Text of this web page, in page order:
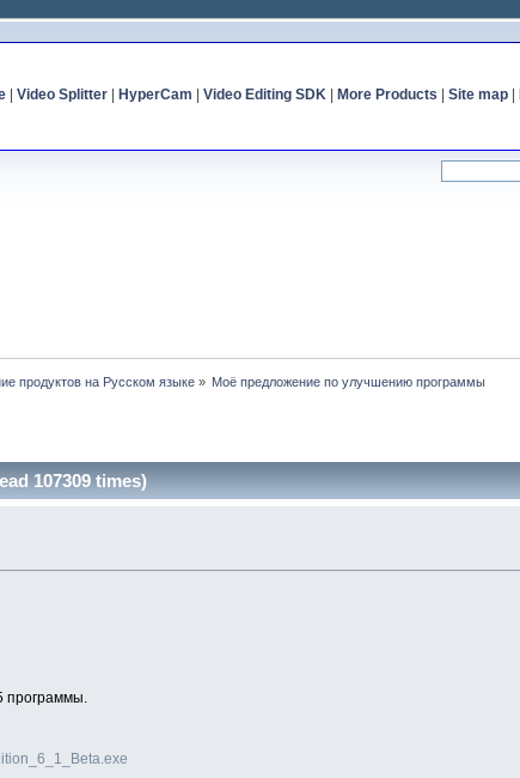
| Video Splitter| HyperCam Video Editing SDK| More Products Site map|
продуктов на Русском языке » Моё предложение по улучшению программы
107309 times)
программы.